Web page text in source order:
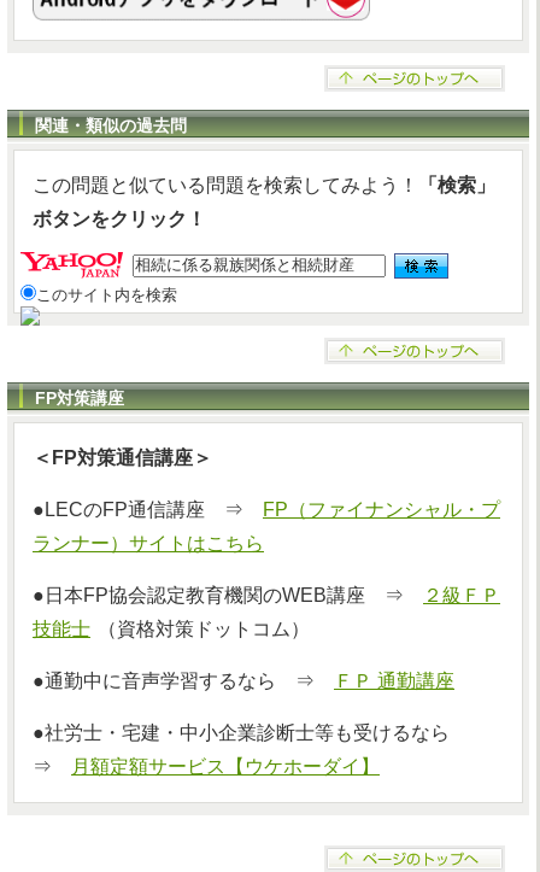
関連・類似の過去問
この問題と似ている問題を検索してみよう！
「検索」
ボタンをクリック！
このサイト内を検索
FP対策講座
＜FP対策通信講座＞
●LECのFP通信講座 ⇒
FP（ファイナンシャル・プ
ランナー）サイトはこちら
●日本FP協会認定教育機関のWEB講座 ⇒
２級ＦＰ
技能士
（資格対策ドットコム）
●通勤中に音声学習するなら ⇒ ＦＰ 通勤講座
●社労士・宅建・中小企業診断士等も受けるなら
⇒
月額定額サービス【ウケホーダイ】